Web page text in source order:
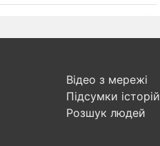
Відео з мережі
Підсумки історій
Розшук людей